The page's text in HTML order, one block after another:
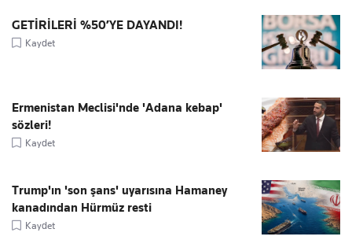
GETİRİLERİ %50’YE DAYANDI!
Kaydet
Ermenistan Meclisi'nde 'Adana kebap'
sözleri!
Kaydet
Trump'ın 'son şans' uyarısına Hamaney
kanadından Hürmüz resti
Kaydet